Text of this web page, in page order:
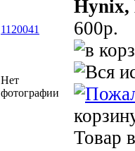
1120041
Нет
фотографии
Hynix,
600p.
Товар